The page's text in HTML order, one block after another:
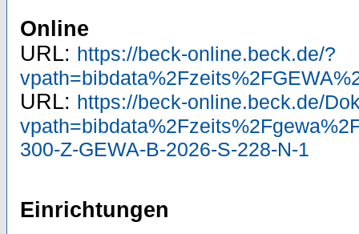
Online
URL: https://beck-online.beck.de/?
URL: https://beck-online.beck.de/
300-Z-GEWA-B-2026-S-228-N-1
Einrichtungen